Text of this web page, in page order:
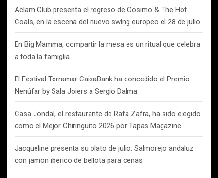
Aclam Club presenta el regreso de Cosimo & The Hot
Coals, en la escena del nuevo swing europeo el 28 de julio
En Big Mamma, compartir la mesa es un ritual que celebra
a toda la famiglia.
El Festival Terramar CaixaBank ha concedido el Premio
Nenúfar by Sala Joiers a Sergio Dalma.
Casa Jondal, el restaurante de Rafa Zafra, ha sido elegido
como el Mejor Chiringuito 2026 por Tapas Magazine.
Jacqueline presenta su plato de julio: Salmorejo andaluz
con jamón ibérico de bellota para cenas